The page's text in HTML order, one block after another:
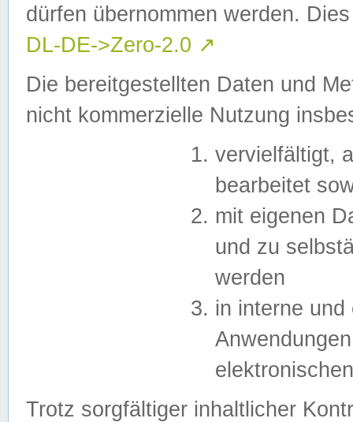
dürfen übernommen werden.
DL-DE->Zero-2.0 ↗
Die bereitgestellten Daten und
nicht kommerzielle Nutzung
vervielfältigt,
bearbeitet
mit eigenen
und zu
werden
in interne
Trotz sorgfältiger inhaltlicher